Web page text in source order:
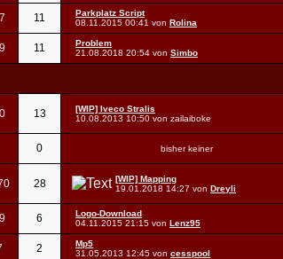
11
Parkplatz Script
08.11.2015 00:41 von Rolina
11
Problem
21.08.2018 20:54 von Simbo
13
[WIP] Iveco Stralis
10.08.2013 10:50 von zailaiboke
0 bisher keiner
28
[WIP] Mapping
19.01.2018 14:27 von Dreyli
6
Logo-Download
04.11.2015 21:15 von Lenz95
2
Mp5
31.05.2013 12:45 von cesspool